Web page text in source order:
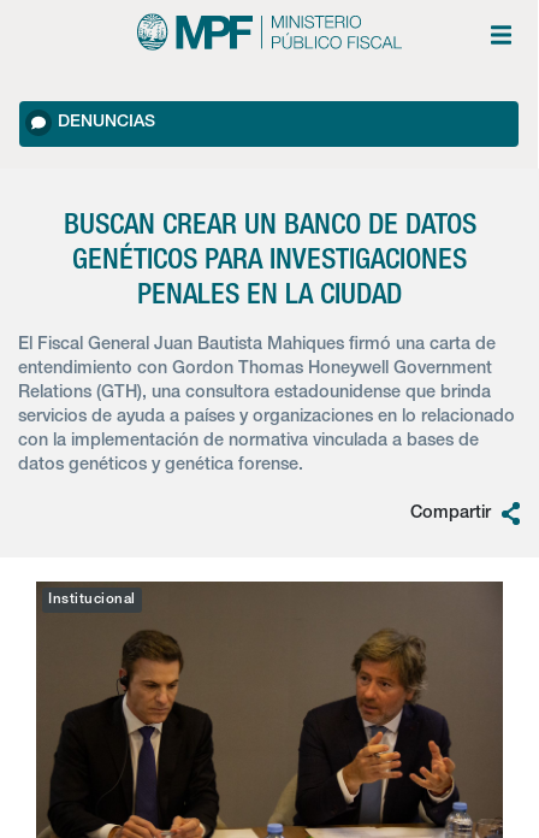
DENUNCIAS
BUSCAN CREAR UN BANCO DE DATOS
GENÉTICOS PARA INVESTIGACIONES
PENALES EN LA CIUDAD
El Fiscal General Juan Bautista Mahiques firmó una carta de
entendimiento con Gordon Thomas Honeywell Government
Relations (GTH), una consultora estadounidense que brinda
servicios de ayuda a países y organizaciones en lo relacionado
con la implementación de normativa vinculada a bases de
datos genéticos y genética forense.
Compartir
Institucional